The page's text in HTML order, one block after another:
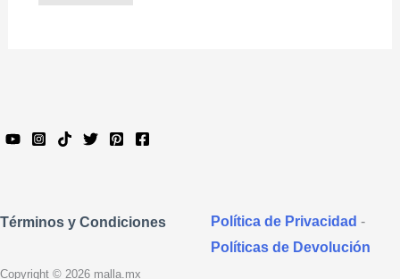
Términos y Condiciones Política de Privacidad -
Políticas de Devolución
Copyright © 2026 malla.mx